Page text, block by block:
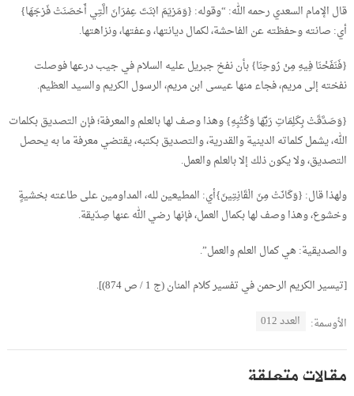
قال الإمام السعدي رحمه الله: “وقوله: {وَمَرْيَمَ ابْنَتَ عِمْرَانَ الَّتِي أَحْصَنَتْ فَرْجَهَا}
أي: صانته وحفظته عن الفاحشة، لكمال ديانتها، وعفتها، ونزاهتها.
{فَنَفَخْنَا فِيهِ مِنْ رُوحِنَا} بأن نفخ جبريل عليه السلام في جيب درعها فوصلت
نفخته إلى مريم، فجاء منها عيسى ابن مريم، الرسول الكريم والسيد العظيم.
{وَصَدَّقَتْ بِكَلِمَاتِ رَبِّهَا وَكُتُبِهِ} وهذا وصف لها بالعلم والمعرفة؛ فإن التصديق بكلمات
الله، يشمل كلماته الدينية والقدرية، والتصديق بكتبه، يقتضي معرفة ما به يحصل
التصديق، ولا يكون ذلك إلا بالعلم والعمل.
ولهذا قال: {وَكَانَتْ مِنَ الْقَانِتِينَ}أي: المطيعين لله، المداومين على طاعته بخشيةٍ
وخشوع، وهذا وصف لها بكمال العمل، فإنها رضي الله عنها صِدّيقة.
والصديقية: هي كمال العلم والعمل”.
[تيسير الكريم الرحمن في تفسير كلام المنان (ج 1 / ص 874)].
الأوسمة: العدد 012
مقالات متعلقة